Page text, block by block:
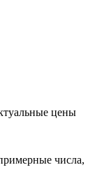
цены
числа,